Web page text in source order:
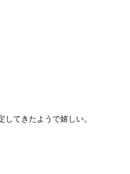
てきたようで嬉しい。